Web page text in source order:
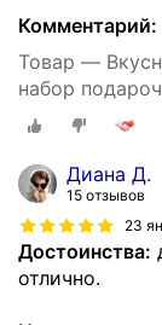
Комментарий:
Товар —
набор
Диана Д.
15 отзывов
23
Достоинства:
отлично.